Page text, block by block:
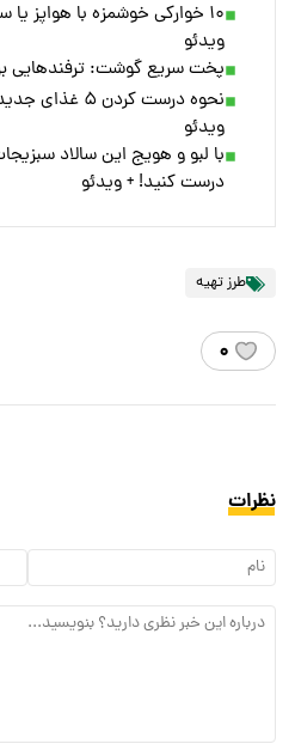
۱۰ خوارکی خوشمزه با هواپز
ویدئو
پخت سریع گوشت: ترفندهایی
نحوه درست
ویدئو
با لبو و هویج این سالاد
درست کنید! + ویدئو
طرز تهیه
۰
نظرات